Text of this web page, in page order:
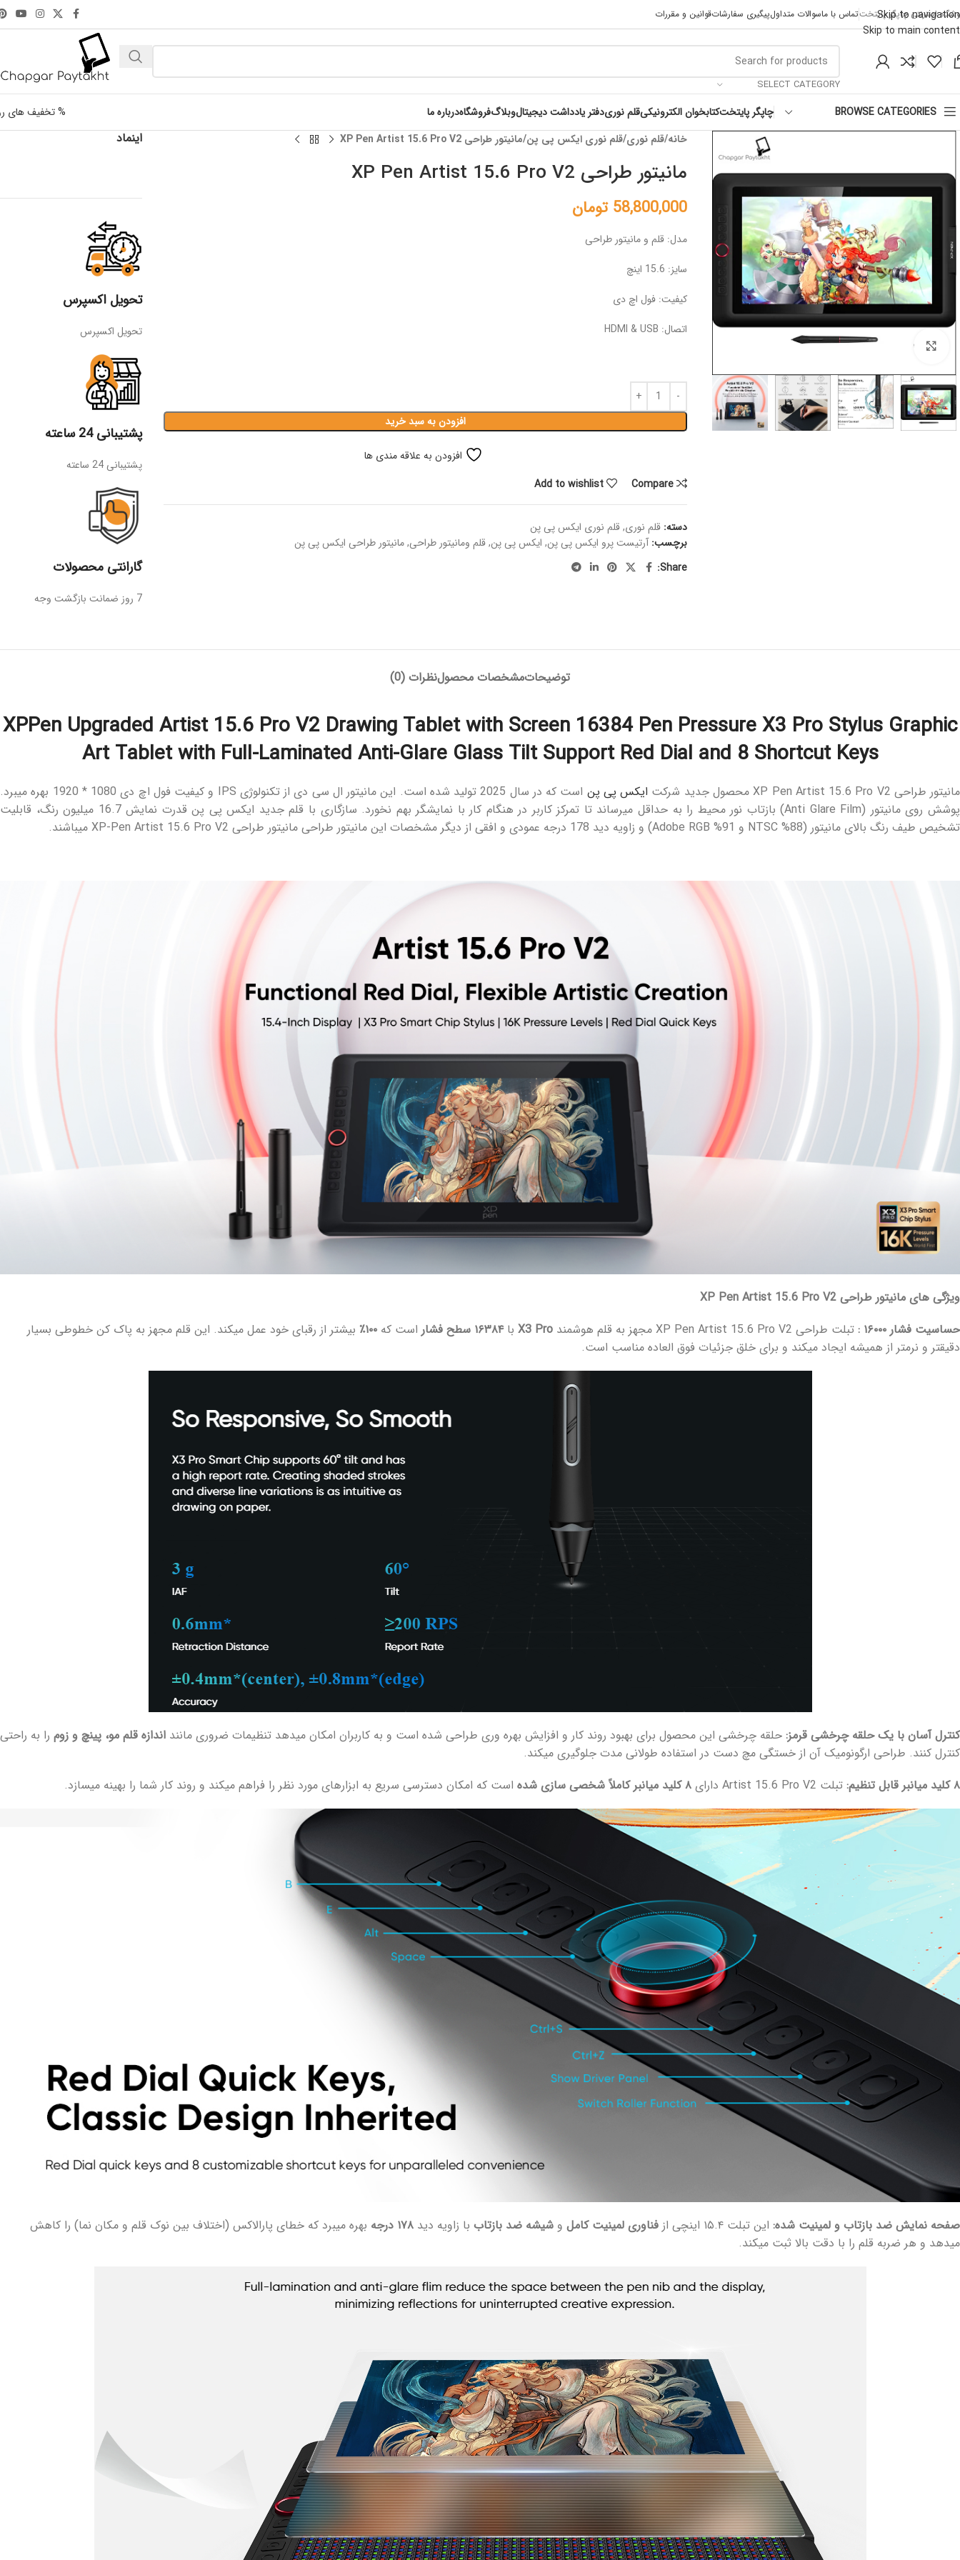
Skip to navigation
Skip to main content
اینترنتی چاپگر پایتختتماس با ماسوالات متداولپیگیری سفارشاتقوانین و مقررات
SELECT CATEGORY
BROWSE CATEGORIES چاپگر پایتختکتابخوان الکترونیکیقلم نوریدفتر یادداشت دیجیتالوبلاگفروشگاهدرباره ما % تخفیف های
Click to enlarge
خانه قلم نوری قلم نوری ایکس پی پن مانیتور طراحی XP Pen Artist 15.6 Pro V2
مانیتور طراحی XP Pen Artist 15.6 Pro V2
58,800,000 تومان
مدل: قلم و مانیتور طراحی
سایز: 15.6 اینچ
کیفیت: فول اچ دی
اتصال: HDMI & USB
افزودن به سبد خرید
افزودن به علاقه مندی ها
Compare
Add to wishlist
دسته: قلم نوری,قلم نوری ایکس پی پن
برچسب: آرتیست پرو ایکس پی پن, ایکس پی پن,قلم ومانیتور طراحی,مانیتور طراحی ایکس پی پن
Share:
اینماد
تحویل اکسپرس
تحویل اکسپرس
پشتیبانی 24 ساعته
پشتیبانی 24 ساعته
گارانتی محصولات
7 روز ضمانت بازگشت وجه
توضیحاتمشخصات محصولنظرات (0)
XPPen Upgraded Artist 15.6 Pro V2 Drawing Tablet with Screen 16384 Pen Pressure X3 Pro Stylus Graphic
Art Tablet with Full-Laminated Anti-Glare Glass Tilt Support Red Dial and 8 Shortcut Keys
مانیتور طراحی XP Pen Artist 15.6 Pro V2 محصول جدید شرکت ایکس پی پن
است که در سال 2025 تولید شده است. این مانیتور ال سی دی از تکنولوژی IPS و کیفیت فول اچ دی 1080 * 1920 بهره میبرد.
پوشش روی مانیتور (Anti Glare Film) بازتاب نور محیط را به حداقل میرساند تا تمرکز کاربر در هنگام کار با نمایشگر بهم نخورد. سازگاری با قلم جدید ایکس پی پن قدرت نمایش 16.7 میلیون رنگ، قابلیت
تشخیص طیف رنگ بالای مانیتور (88% NTSC و 91% Adobe RGB) و زاویه دید 178 درجه عمودی و افقی از دیگر مشخصات این مانیتور طراحی مانیتور طراحی XP-Pen Artist 15.6 Pro V2 میباشند.
ویژگی های مانیتور طراحی XP Pen Artist 15.6 Pro V2
حساسیت فشار ۱۶۰۰۰ :
تبلت طراحی XP Pen Artist 15.6 Pro V2 مجهز به قلم هوشمند X3 Pro با۱۶۳۸۴ سطح فشار است که ۱۰۰٪ بیشتر از رقبای خود عمل میکند. این قلم مجهز به پاک کن خطوطی بسیار
دقیقتر و نرمتر از همیشه ایجاد میکند و برای خلق جزئیات فوق العاده مناسب است.
کنترل آسان با یک حلقه چرخشی قرمز: حلقه چرخشی این محصول برای بهبود روند کار و افزایش بهره وری طراحی شده است و به کاربران امکان میدهد تنظیمات ضروری مانند اندازه قلم مو، پینچ و زوم را به راحتی
کنترل کنند. طراحی ارگونومیک آن از خستگی مچ دست در استفاده طولانی مدت جلوگیری میکند.
۸ کلید میانبر قابل تنظیم:
تبلت Artist 15.6 Pro V2 دارای ۸ کلید میانبر کاملاً شخصی سازی شده است که امکان دسترسی سریع به ابزارهای مورد نظر را فراهم میکند و روند کار شما را بهینه میسازد.
صفحه نمایش ضد بازتاب و لمینیت شده: این تبلت ۱۵.۴ اینچی از فناوری لمینیت کامل و شیشه ضد بازتاب با زاویه دید ۱۷۸ درجه
بهره میبرد که خطای پارالاکس (اختلاف بین نوک قلم و مکان نما) را کاهش
میدهد و هر ضربه قلم را با دقت بالا ثبت میکند.